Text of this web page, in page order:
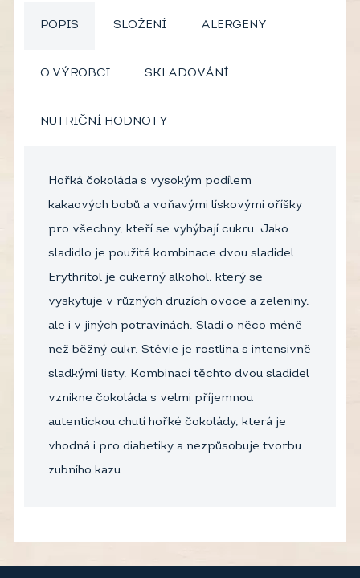
POPIS SLOŽENÍ ALERGENY
O VÝROBCI SKLADOVÁNÍ
NUTRIČNÍ HODNOTY
Hořká čokoláda s vysokým podílem
kakaových bobů a voňavými lískovými oříšky
pro všechny, kteří se vyhýbají cukru. Jako
sladidlo je použitá kombinace dvou sladidel.
Erythritol je cukerný alkohol, který se
vyskytuje v různých druzích ovoce a zeleniny,
ale i v jiných potravinách. Sladí o něco méně
než běžný cukr. Stévie je rostlina s intensivně
sladkými listy. Kombinací těchto dvou sladidel
vznikne čokoláda s velmi příjemnou
autentickou chutí hořké čokolády, která je
vhodná i pro diabetiky a nezpůsobuje tvorbu
zubního kazu.